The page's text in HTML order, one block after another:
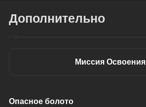
Дополнительно
Миссия Освоения
Опасное болото